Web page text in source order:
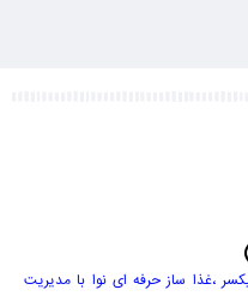
،غذا ساز حرفه ای نوا با مدیریت